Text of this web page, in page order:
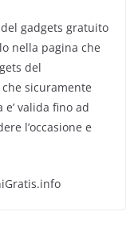
gadgets gratuito
nella pagina che
del
sicuramente
valida fino ad
l’occasione e